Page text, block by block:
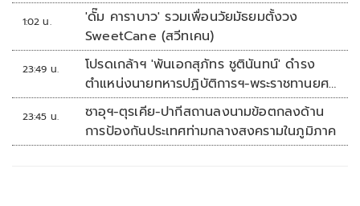
1:02 น.
'ดั๊ม คาราบาว' รวมเพื่อนวัยมัธยมตั้งวง
SweetCane (สวีทเคน)
23:49 น.
โปรดเกล้าฯ 'พันเอกสุภัทร ชูตินันทน์' ดำรง
ตำแหน่งนายทหารปฏิบัติการฯ-พระราชทานยศ
'พลตรี'
23:45 น.
ซาอุฯ-ตุรเคีย-ปากีสถานลงนามข้อตกลงด้าน
การป้องกันประเทศท่ามกลางสงครามในภูมิภาค